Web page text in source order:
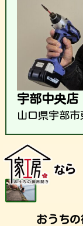
宇部中央店
山口県宇部市
おうち